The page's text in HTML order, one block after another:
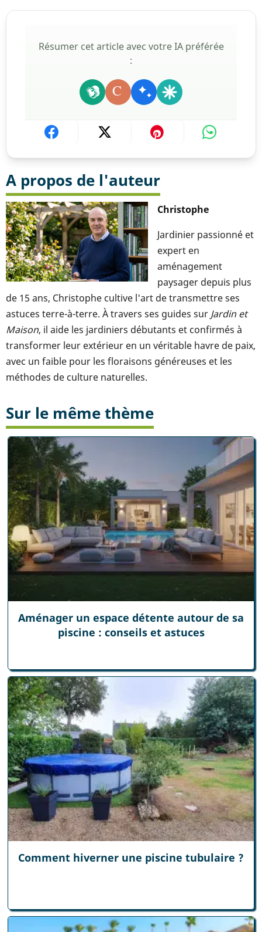
Résumer cet article avec votre IA préférée
:
C
A propos de l'auteur
Christophe
Jardinier passionné et
expert en
aménagement
paysager depuis plus
de 15 ans, Christophe cultive l'art de transmettre ses
astuces terre-à-terre. À travers ses guides sur Jardin et
Maison, il aide les jardiniers débutants et confirmés à
transformer leur extérieur en un véritable havre de paix,
avec un faible pour les floraisons généreuses et les
méthodes de culture naturelles.
Sur le même thème
Aménager un espace détente autour de sa
piscine : conseils et astuces
Comment hiverner une piscine tubulaire ?